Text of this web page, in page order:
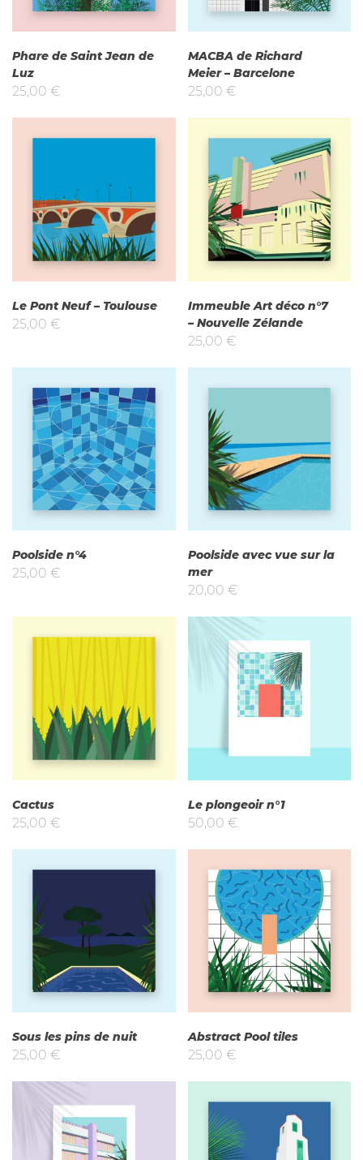
Phare de Saint Jean de
Luz
25,00 €
MACBA de Richard
Meier – Barcelone
25,00 €
Le Pont Neuf – Toulouse
25,00 €
Immeuble Art déco n°7
– Nouvelle Zélande
25,00 €
Poolside n°4
25,00 €
Poolside avec vue sur la
mer
20,00 €
Cactus
25,00 €
Le plongeoir n°1
50,00 €
Sous les pins de nuit
25,00 €
Abstract Pool tiles
25,00 €